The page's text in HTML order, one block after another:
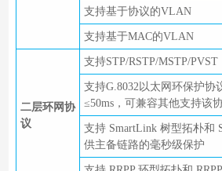
支持基于协议的VLAN
支持基于MAC的VLAN
二层环网协
议
支持STP/RSTP/MSTP/PVST
支持G.8032以太网环保护协
≤50ms，可兼容其他支持该
支持 SmartLink 树型拓朴和
供主备链路的毫秒级保护